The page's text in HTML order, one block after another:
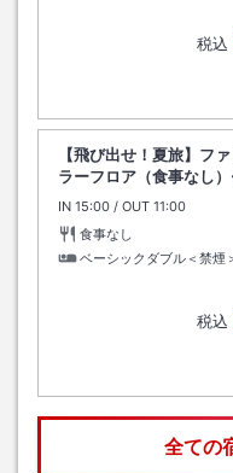
税込
【飛び出せ！夏旅】フ
ラーフロア（食事なし
IN チェックイン
15:00 / OUT チェックアウ
11:00
食事なし
ベーシックダブル＜禁煙
税込
全ての